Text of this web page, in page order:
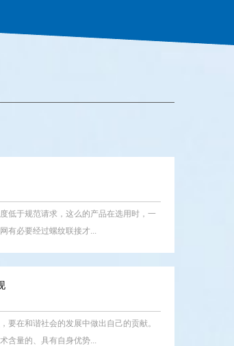
低于规范请求，这么的产品在选用时，一
有必要经过螺纹联接才...
要在和谐社会的发展中做出自己的贡献。
含量的、具有自身优势...